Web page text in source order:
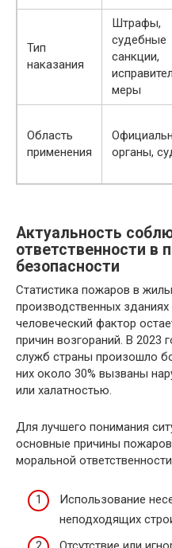
Тип
наказания
Штрафы,
судебные
санкции,
меры
Область
применения
органы,
Актуальность
ответственности в
безопасности
Статистика пожаров в
производственных зданиях
человеческий фактор
причин возгораний. В
служб страны произошло
них около 30% вызваны
или халатностью.
Для лучшего понимания
основные причины
моральной
Использование
неподходящих